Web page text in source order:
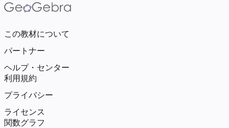
この教材について
パートナー
ヘルプ・センター
利用規約
プライバシー
ライセンス
関数グラフ